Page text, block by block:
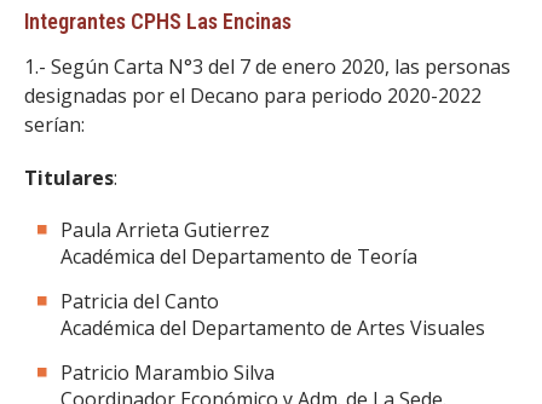
Integrantes CPHS Las Encinas
1.- Según Carta N°3 del 7 de enero 2020, las personas
designadas por el Decano para periodo 2020-2022
serían:
Titulares:
Paula Arrieta Gutierrez
Académica del Departamento de Teoría
Patricia del Canto
Académica del Departamento de Artes Visuales
Patricio Marambio Silva